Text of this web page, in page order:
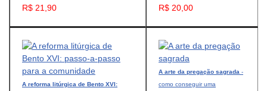
R$ 21,90 R$ 20,00
A reforma litúrgica de Bento XVI:
A arte da pregação sagrada -
como conseguir uma